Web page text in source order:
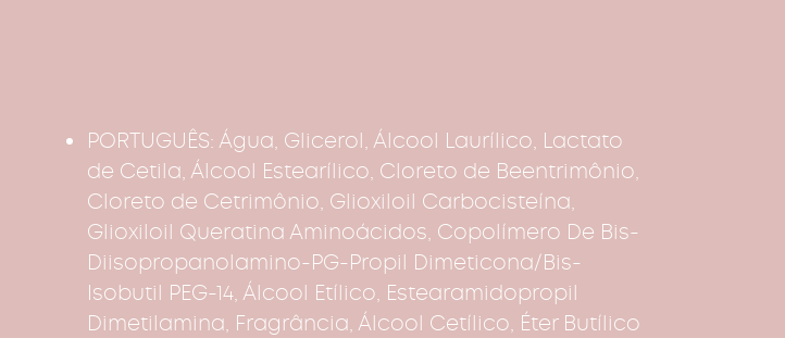
PORTUGUÊS: Água, Glicerol, Álcool Laurílico, Lactato
de Cetila, Álcool Estearílico, Cloreto de Beentrimônio,
Cloreto de Cetrimônio, Glioxiloil Carbocisteína,
Glioxiloil Queratina Aminoácidos, Copolímero De Bis-
Diisopropanolamino-PG-Propil Dimeticona/Bis-
Isobutil PEG-14, Álcool Etílico, Estearamidopropil
Dimetilamina, Fragrância, Álcool Cetílico, Éter Butílico